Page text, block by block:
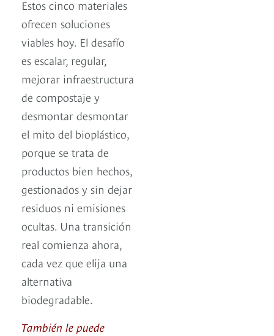
Estos cinco materiales
ofrecen soluciones
viables hoy. El desafío
es escalar, regular,
mejorar infraestructura
de compostaje y
desmontar desmontar
el mito del bioplástico,
porque se trata de
productos bien hechos,
gestionados y sin dejar
residuos ni emisiones
ocultas. Una transición
real comienza ahora,
cada vez que elija una
alternativa
biodegradable.
También le puede